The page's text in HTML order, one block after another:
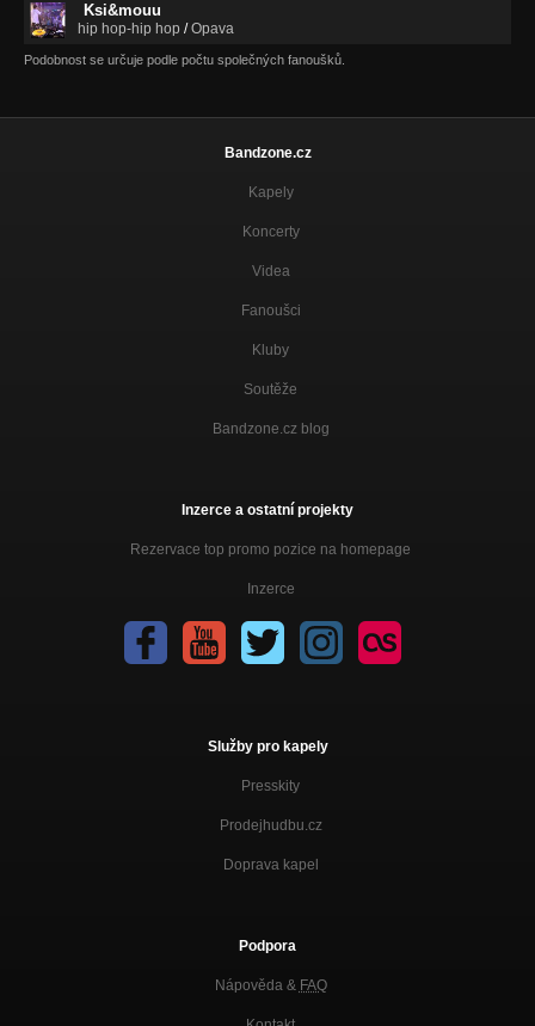
Ksi&mouu
hip hop-hip hop /Opava
Podobnost se určuje podle počtu společných fanoušků.
Bandzone.cz
Kapely
Koncerty
Videa
Fanoušci
Kluby
Soutěže
Bandzone.cz blog
Inzerce a ostatní projekty
Rezervace top promo pozice na homepage
Inzerce
Služby pro kapely
Presskity
Prodejhudbu.cz
Doprava kapel
Podpora
Nápověda & FAQ